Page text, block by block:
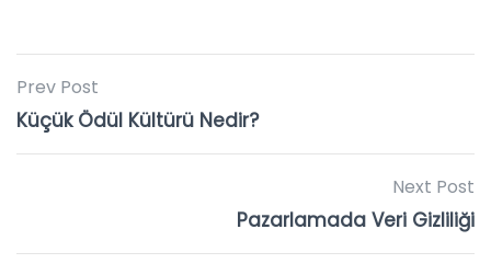
Prev Post
Küçük Ödül Kültürü Nedir?
Next Post
Pazarlamada Veri Gizliliği